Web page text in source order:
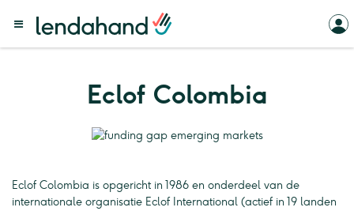
Eclof Colombia
Eclof Colombia is opgericht in 1986 en onderdeel van de
internationale organisatie Eclof International (actief in 19 landen